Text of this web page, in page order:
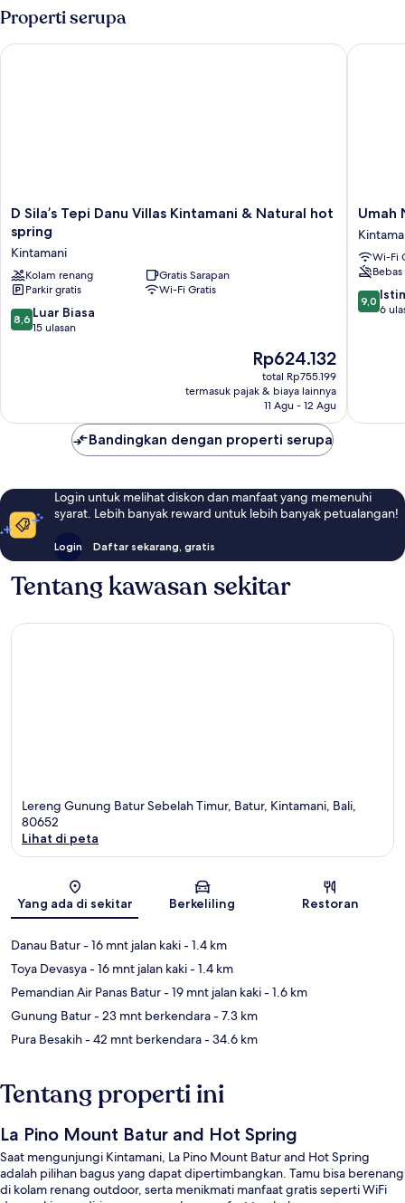
Properti serupa
D
Sila’s
Tepi
Danu
Villas
Kintamani
&
Natural
D Sila’s Tepi Danu Villas Kintamani & Natural hot
spring
Kintamani
Kolam renang
Gratis Sarapan
Parkir gratis
Wi-Fi Gratis
8.6
dari
8,6 Luar Biasa
15 ulasan
Harga
sekarang
Rp624.132
Rp624.132
total Rp755.199
termasuk pajak & biaya lainnya
11 Agu - 12 Agu
D Sila’s Tepi Danu Villas Kintamani & Natural hot spring
Umah
Nanda
Umah
Wi-Fi
9.0
dari
9,0
6
Umah
Bandingkan dengan properti serupa
Login untuk melihat diskon dan manfaat yang memenuhi
syarat. Lebih banyak reward untuk lebih banyak petualangan!
Login Daftar sekarang, gratis
Tentang kawasan sekitar
Lereng Gunung Batur Sebelah Timur, Batur, Kintamani, Bali,
80652
Lihat di peta
Yang ada di sekitar Berkeliling Restoran
Danau Batur- 16 mnt jalan kaki- 1.4 km
Toya Devasya- 16 mnt jalan kaki- 1.4 km
Pemandian Air Panas Batur- 19 mnt jalan kaki- 1.6 km
Gunung Batur- 23 mnt berkendara- 7.3 km
Pura Besakih- 42 mnt berkendara- 34.6 km
Tentang properti ini
La Pino Mount Batur and Hot Spring
Saat mengunjungi Kintamani, La Pino Mount Batur and Hot Spring
adalah pilihan bagus yang dapat dipertimbangkan. Tamu bisa berenang
di kolam renang outdoor, serta menikmati manfaat gratis seperti WiFi